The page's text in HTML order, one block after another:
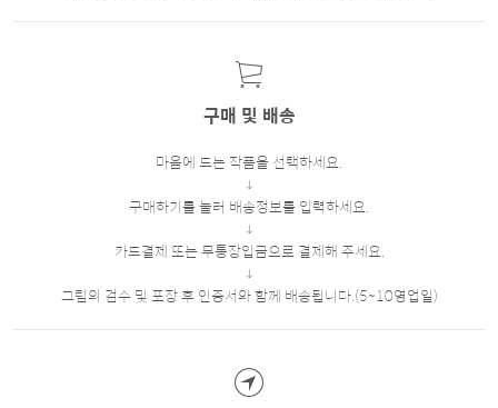
구매 및 배송
마음에 드는 작품을 선택하세요.
구매하기를 눌러 배송정보를 입력하세요.
카드결제 또는 무통장입금으로 결제해 주세요.
그림의 검수 및 포장 후 인증서와 함께 배송됩니다.(5~10영업일)